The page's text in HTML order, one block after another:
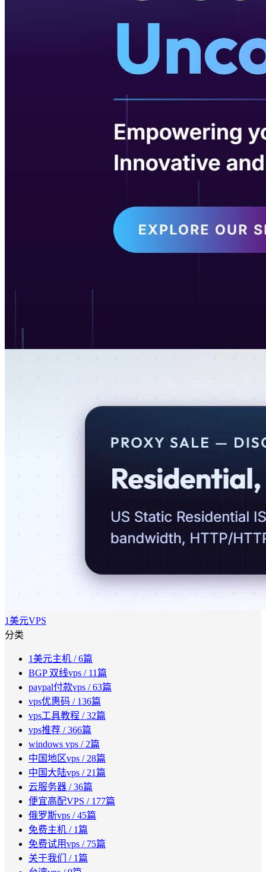
1美元VPS
分类
1美元主机 / 6篇
BGP 双线vps / 11篇
paypal付款vps / 63篇
vps优惠码 / 136篇
vps工具教程 / 32篇
vps推荐 / 366篇
windows vps / 2篇
中国地区vps / 28篇
中国大陆vps / 21篇
云服务器 / 36篇
便宜高配VPS / 177篇
俄罗斯vps / 45篇
免费主机 / 1篇
免费试用vps / 75篇
关于我们
/ 1篇